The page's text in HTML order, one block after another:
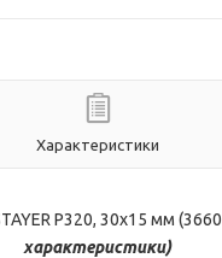
Характеристики
P320, 30х15 мм
характеристики)